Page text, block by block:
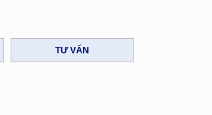
TƯ VẤN